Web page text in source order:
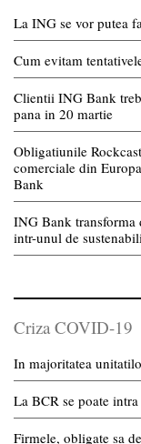
La ING se vor putea
Cum evitam
Clientii ING Bank
pana in 20 martie
Obligatiunile
comerciale din
Bank
ING Bank transforma
intr-unul de
Criza COVID-19
In majoritatea
La BCR se poate
Firmele, obligate sa